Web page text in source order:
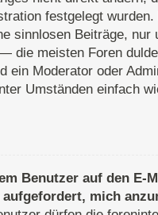
festgelegt wurden.
sinnlosen Beiträge, nur
die meisten Foren
ein Moderator oder
Umständen einfach
Benutzer auf den E-
mich